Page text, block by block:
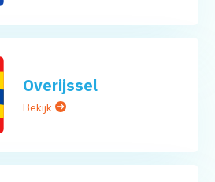
Overijssel
Bekijk